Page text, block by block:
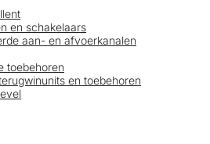
en schakelaars
aan- en afvoerkanalen
toebehoren
en toebehoren